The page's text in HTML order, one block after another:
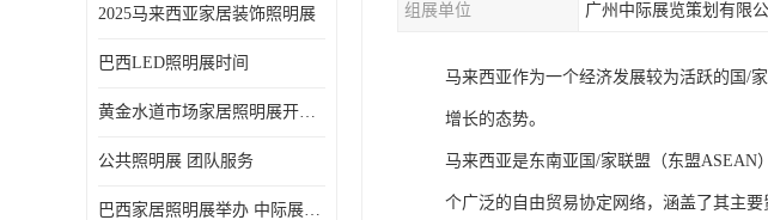
2025马来西亚家居装饰照明展
巴西LED照明展时间
黄金水道市场家居照明展开展时间 20年外展服务经验 LED-LIGHT MALAYSIA
公共照明展 团队服务
巴西家居照明展举办 中际展览 20年服务经验
组展单位 广州中际展览策划有限公
马来西亚作为一个经济发展较为活跃的国/
增长的态势。
马来西亚是东南亚国/家联盟（东盟ASEAN
个广泛的自由贸易协定网络，涵盖了其主要